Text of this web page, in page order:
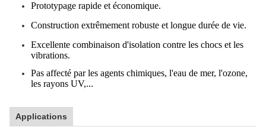
Prototypage rapide et économique.
Construction extrêmement robuste et longue durée de vie.
Excellente combinaison d'isolation contre les chocs et les
vibrations.
Pas affecté par les agents chimiques, l'eau de mer, l'ozone,
les rayons UV,...
Applications